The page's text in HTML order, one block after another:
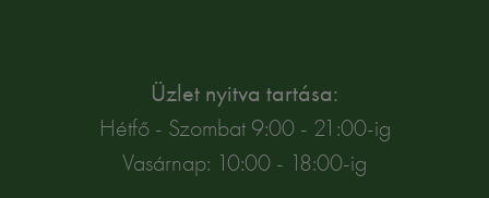
Üzlet nyitva tartása:
Hétfő - Szombat 9:00 - 21:00-ig
Vasárnap: 10:00 - 18:00-ig